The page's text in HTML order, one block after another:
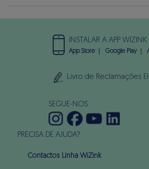
PRECISA DE AJUDA?
Contactos Linha WiZink
INSTALAR A APP WIZINK
App Store Google Play
Livro de Reclamações
SEGUE-NOS